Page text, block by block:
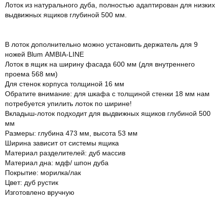
Лоток из натурального дуба, полностью адаптирован для низких
выдвижных ящиков глубиной 500 мм.
В лоток дополнительно можно установить держатель для 9
ножей Blum AMBIA-LINE
Лоток в ящик на ширину фасада 600 мм (для внутреннего
проема 568 мм)
Для стенок корпуса толщиной 16 мм
Обратите внимание: для шкафа с толщиной стенки 18 мм нам
потребуется упилить лоток по ширине!
Вкладыш-лоток подходит для выдвижных ящиков глубиной 500
мм
Размеры: глубина 473 мм, высота 53 мм
Ширина зависит от системы ящика
Материал разделителей: дуб массив
Материал дна: мдф/ шпон дуба
Покрытие: морилка/лак
Цвет: дуб рустик
Изготовлено вручную